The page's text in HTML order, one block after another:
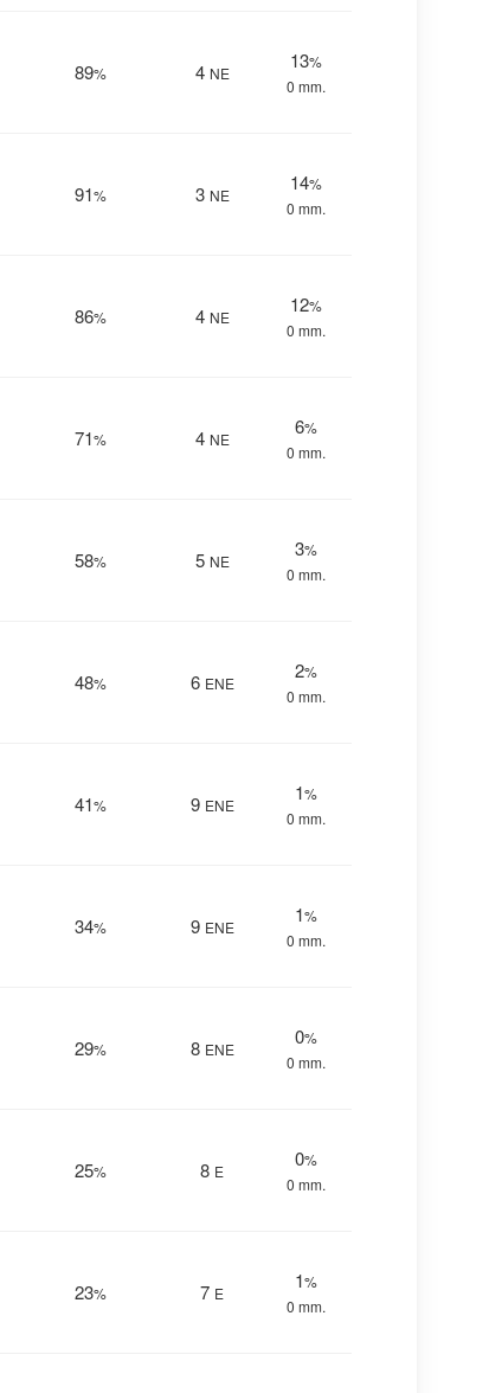
89% 4 NE
13%
0 mm.
91% 3 NE
14%
0 mm.
86% 4 NE
12%
0 mm.
71% 4 NE
6%
0 mm.
58% 5 NE
3%
0 mm.
48% 6 ENE
2%
0 mm.
41% 9 ENE
1%
0 mm.
34% 9 ENE
1%
0 mm.
29% 8 ENE
0%
0 mm.
25% 8 E
0%
0 mm.
23% 7 E
1%
0 mm.